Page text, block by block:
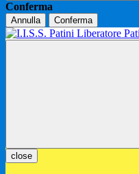
Conferma
Annulla Conferma
close